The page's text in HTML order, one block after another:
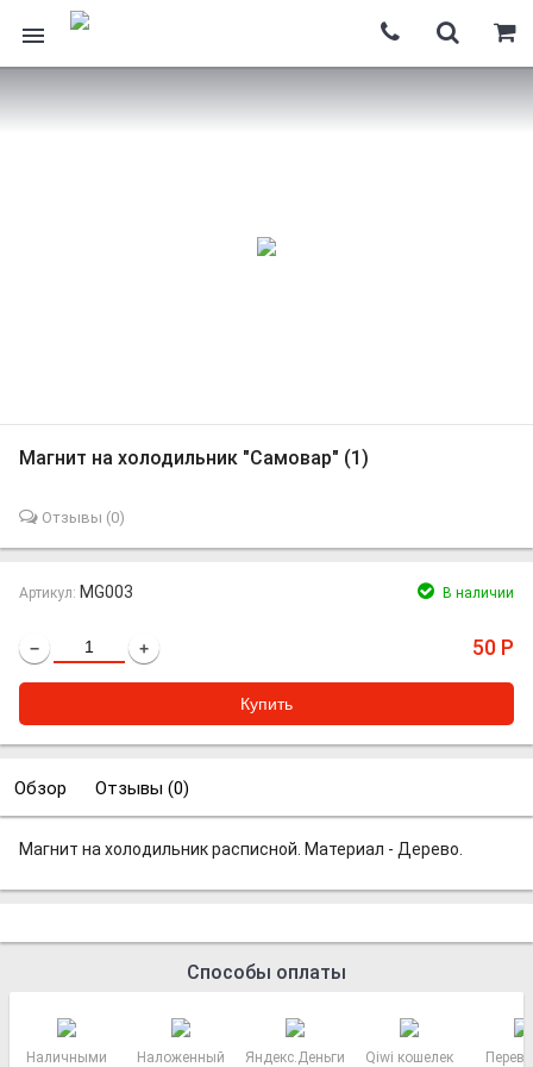
Магнит на холодильник "Самовар" (1)
Отзывы (0)
Артикул: MG003 В наличии
− + 50 Р
Обзор Отзывы (0)
Магнит на холодильник расписной. Материал - Дерево.
Способы оплаты
Наличными
Наложенный
Яндекс.Деньги Qiwi кошелек